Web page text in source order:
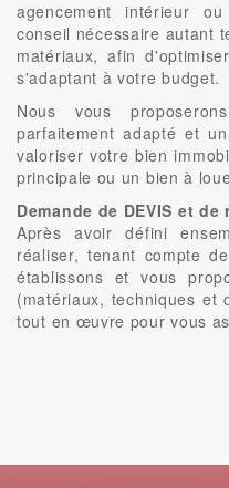
agencement intérieur
conseil nécessaire autant
matériaux, afin
s'adaptant à votre budget.
Nous vous
parfaitement adapté et
valoriser votre bien
principale ou un bien à
Demande de DEVIS et
Après avoir défini
réaliser, tenant compte
établissons et vous
(matériaux, techniques et
tout en œuvre pour vous